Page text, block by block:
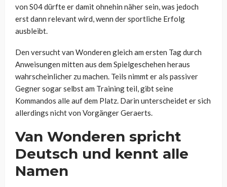
von S04 dürfte er damit ohnehin näher sein, was jedoch
erst dann relevant wird, wenn der sportliche Erfolg
ausbleibt.
Den versucht van Wonderen gleich am ersten Tag durch
Anweisungen mitten aus dem Spielgeschehen heraus
wahrscheinlicher zu machen. Teils nimmt er als passiver
Gegner sogar selbst am Training teil, gibt seine
Kommandos alle auf dem Platz. Darin unterscheidet er sich
allerdings nicht von Vorgänger Geraerts.
Van Wonderen spricht
Deutsch und kennt alle
Namen